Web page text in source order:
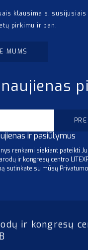
klausimais, susijusiais
pirkimu ir pan.
MUMS
ir pasiūlymus
renkami siekiant pateikti
ir kongresų centro
sutinkate su mūsų
ir kongresų